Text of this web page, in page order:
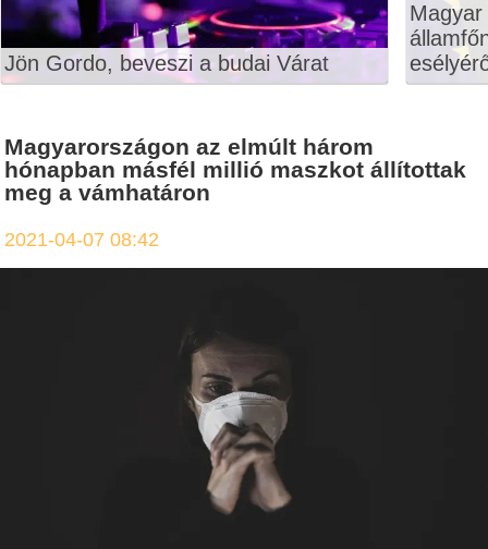
Jön Gordo, beveszi a budai Várat
Magyarországon az elmúlt három
hónapban másfél millió maszkot állítottak
meg a vámhatáron
2021-04-07 08:42